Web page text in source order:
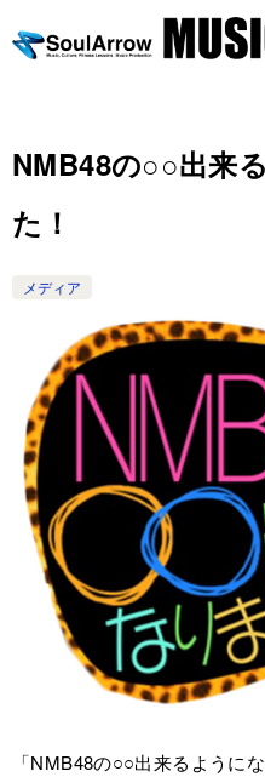
NMB48の○○出来
た！
メディア
「NMB48の○○出来るように